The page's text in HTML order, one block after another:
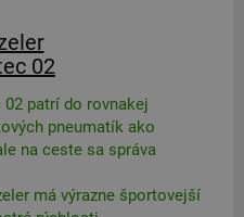
02
02 patrí do rovnakej
pneumatík ako
na ceste sa správa
má výrazne športovejší